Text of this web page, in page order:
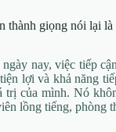
thành giọng nói lại
nay, việc tiếp
lợi và khả năng
của mình. Nó
lồng tiếng, phòng